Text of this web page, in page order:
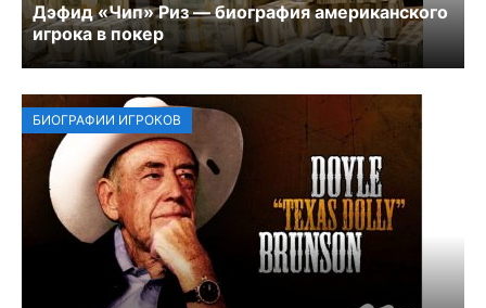
Дэфид «Чип» Риз — биография американского
игрока в покер
БИОГРАФИИ ИГРОКОВ